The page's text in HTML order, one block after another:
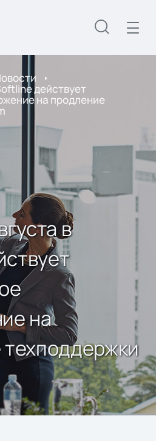
действует
на продление
в
на